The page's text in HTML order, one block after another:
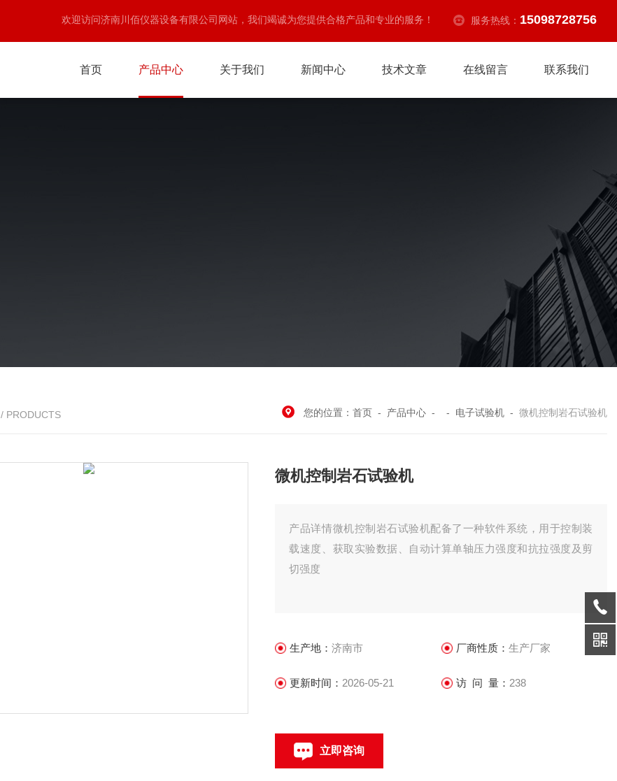
欢迎访问济南川佰仪器设备有限公司网站，我们竭诚为您提供合格产品和专业的服务！ 服务热线： 15098728756
首页 产品中心 关于我们 新闻中心 技术文章 在线留言 联系我们
/ PRODUCTS 您的位置： 首页 - 产品中心 - - 电子试验机 - 微机控制岩石试验机
微机控制岩石试验机
产品详情微机控制岩石试验机配备了一种软件系统，用于控制装
载速度、获取实验数据、自动计算单轴压力强度和抗拉强度及剪
切强度
生产地：济南市 厂商性质： 生产厂家
更新时间： 2026-05-21 访 问 量： 238
立即咨询